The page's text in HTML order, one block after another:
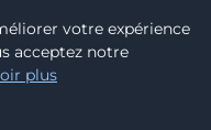
B CORP
votre expérience
acceptez notre
plus